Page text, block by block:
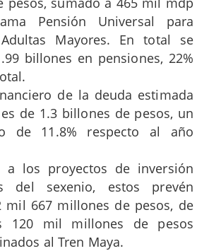
Pensión Universal para
Mayores. En total se
billones en pensiones, 22%
de la deuda estimada
de 1.3 billones de pesos, un
de 11.8% respecto al año
a los proyectos de inversión
del sexenio, estos prevén
mil 667 millones de pesos, de
120 mil millones de pesos
al Tren Maya.